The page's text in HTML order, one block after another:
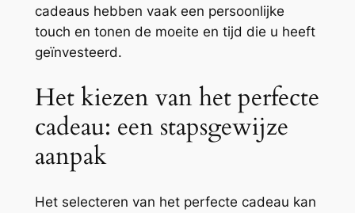
cadeaus hebben vaak een persoonlijke
touch en tonen de moeite en tijd die u heeft
geïnvesteerd.
Het kiezen van het perfecte
cadeau: een stapsgewijze
aanpak
Het selecteren van het perfecte cadeau kan